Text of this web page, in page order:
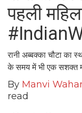
पहली
रानी अब्बक्का चौटा का
के समय में भी एक सशक्त
By Manvi
read